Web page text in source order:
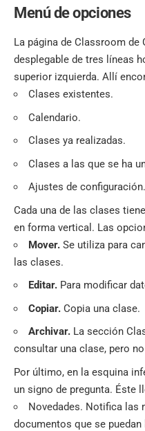
Menú de opciones
La página de Classroom de
desplegable de tres líneas
superior izquierda. Allí
Clases existentes.
Calendario.
Clases ya realizadas.
Clases a las que se ha
Ajustes de configuración.
Cada una de las clases
en forma vertical. Las
Mover. Se utiliza para
las clases.
Editar. Para modificar
Copiar. Copia una clase.
Archivar. La sección
consultar una clase, pero
Por último, en la esquina
un signo de pregunta. Éste
Novedades. Notifica las
documentos que se puedan